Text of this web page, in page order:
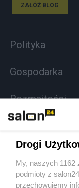
ZAŁÓŻ BLOG
Polityka
Gospodarka
Rozmaitości
Sport
Społeczeństwo
Drogi
My, naszych 1162
podmioty z
przechowujemy